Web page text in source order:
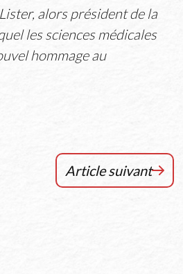
alors président de la
les sciences médicales
hommage au
Sa
Article suivant